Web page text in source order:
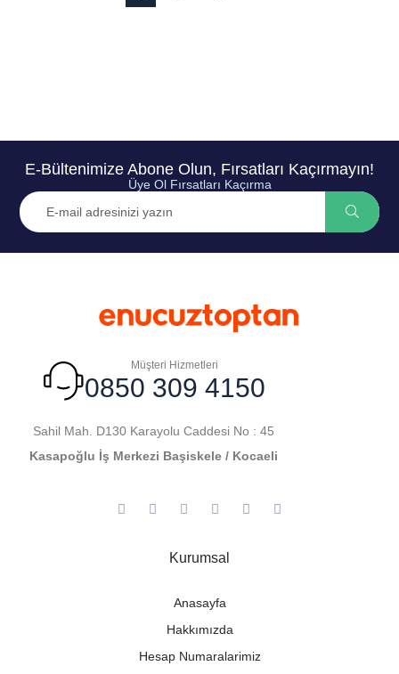
E-Bültenimize Abone Olun, Fırsatları Kaçırmayın!
Üye Ol Fırsatları Kaçırma
Müşteri Hizmetleri
0850 309 4150
Sahil Mah. D130 Karayolu Caddesi No : 45
Kasapoğlu İş Merkezi Başiskele / Kocaeli
Kurumsal
Anasayfa
Hakkımızda
Hesap Numaralarimiz